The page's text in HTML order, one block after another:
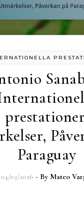
Paraguay
04/03/2026 - By Mateo